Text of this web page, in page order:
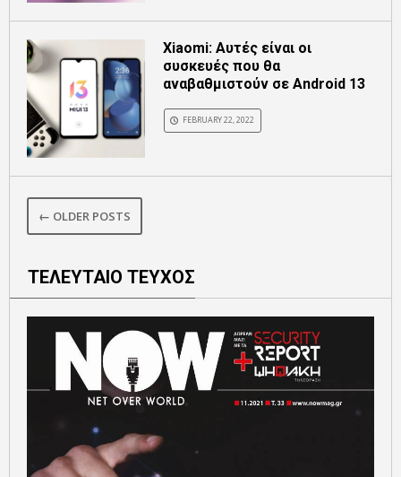
Xiaomi: Αυτές είναι οι
συσκευές που θα
αναβαθμιστούν σε Android 13
FEBRUARY 22, 2022
← OLDER POSTS
ΤΕΛΕΥΤΑΙΟ ΤΕΥΧΟΣ